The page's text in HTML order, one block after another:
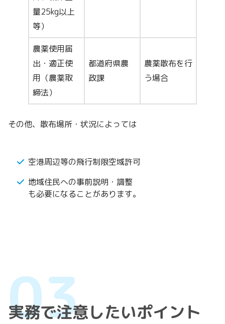
量25kg以上
等）
農薬使用届
出・適正使
用（農薬取
締法）
都道府県農
政課
農薬散布を行
う場合
その他、散布場所・状況によっては
空港周辺等の飛行制限空域許可
地域住民への事前説明・調整
も必要になることがあります。
実務で注意したいポイント